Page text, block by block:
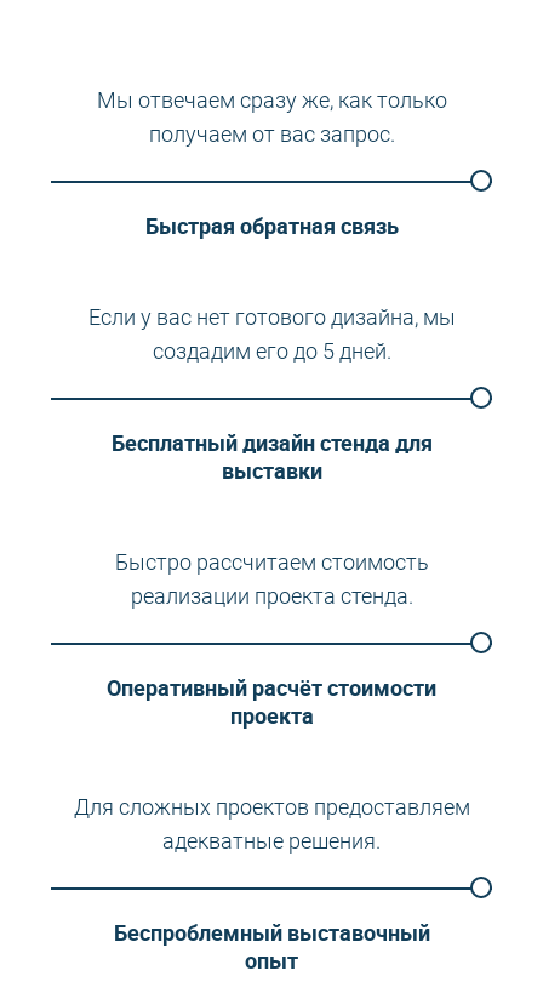
Мы отвечаем сразу же, как только
получаем от вас запрос.
Быстрая обратная связь
Если у вас нет готового дизайна, мы
создадим его до 5 дней.
Бесплатный дизайн стенда для
выставки
Быстро рассчитаем стоимость
реализации проекта стенда.
Оперативный расчёт стоимости
проекта
Для сложных проектов предоставляем
адекватные решения.
Беспроблемный выставочный
опыт